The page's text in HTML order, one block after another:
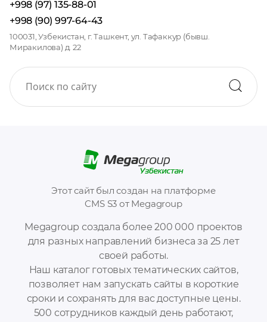
Megagroup создала более 200 000 проектов
для разных направлений бизнеса за 25 лет
своей работы.
Наш каталог готовых тематических сайтов,
позволяет нам запускать сайты в короткие
сроки и сохранять для вас доступные цены.
500 сотрудников каждый день работают,
Этот сайт был создан на платформе
CMS S3 от Megagroup
+998 (97) 135-88-01
+998 (90) 997-64-43
100031, Узбекистан, г. Ташкент, ул. Тафаккур (бывш.
Миракилова) д. 22